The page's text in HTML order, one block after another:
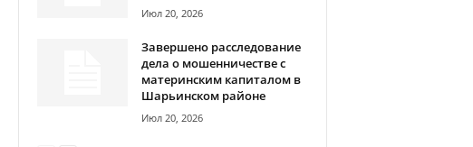
Июл 20, 2026
Завершено расследование
дела о мошенничестве с
материнским капиталом в
Шарьинском районе
Июл 20, 2026